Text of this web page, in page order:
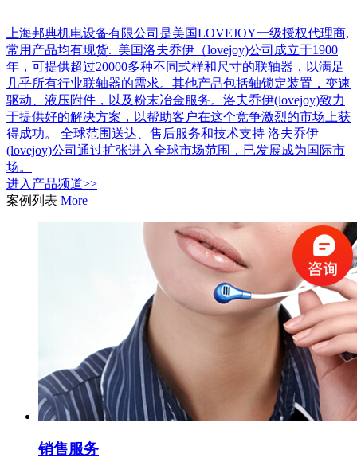
上海邦典机电设备有限公司是美国LOVEJOY一级授权代理商,
常用产品均有现货. 美国洛夫乔伊（lovejoy)公司成立于1900
年，可提供超过20000多种不同式样和尺寸的联轴器，以满足
几乎所有行业联轴器的需求。其他产品包括轴锁定装置，变速
驱动、液压附件，以及粉末冶金服务。洛夫乔伊(lovejoy)致力
于提供好的解决方案，以帮助客户在这个竞争激烈的市场上获
得成功。 全球范围送达、售后服务和技术支持 洛夫乔伊
(lovejoy)公司通过扩张进入全球市场范围，已发展成为国际市
场。
进入 产品频道>>
案例列表 More
销售服务